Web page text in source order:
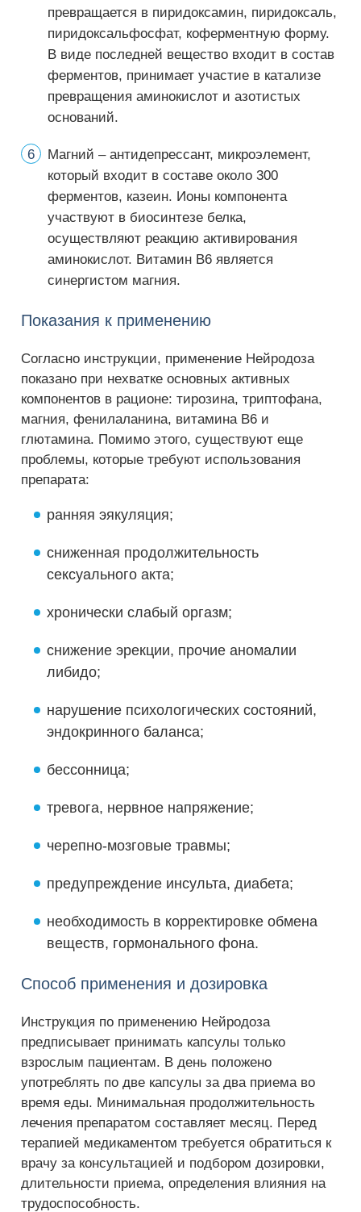
превращается в пиридоксамин, пиридоксаль,
пиридоксальфосфат, коферментную форму.
В виде последней вещество входит в состав
ферментов, принимает участие в катализе
превращения аминокислот и азотистых
оснований.
Магний – антидепрессант, микроэлемент,
который входит в составе около 300
ферментов, казеин. Ионы компонента
участвуют в биосинтезе белка,
осуществляют реакцию активирования
аминокислот. Витамин В6 является
синергистом магния.
Показания к применению
Согласно инструкции, применение Нейродоза
показано при нехватке основных активных
компонентов в рационе: тирозина, триптофана,
магния, фенилаланина, витамина В6 и
глютамина. Помимо этого, существуют еще
проблемы, которые требуют использования
препарата:
ранняя эякуляция;
сниженная продолжительность
сексуального акта;
хронически слабый оргазм;
снижение эрекции, прочие аномалии
либидо;
нарушение психологических состояний,
эндокринного баланса;
бессонница;
тревога, нервное напряжение;
черепно-мозговые травмы;
предупреждение инсульта, диабета;
необходимость в корректировке обмена
веществ, гормонального фона.
Способ применения и дозировка
Инструкция по применению Нейродоза
предписывает принимать капсулы только
взрослым пациентам. В день положено
употреблять по две капсулы за два приема во
время еды. Минимальная продолжительность
лечения препаратом составляет месяц. Перед
терапией медикаментом требуется обратиться к
врачу за консультацией и подбором дозировки,
длительности приема, определения влияния на
трудоспособность.